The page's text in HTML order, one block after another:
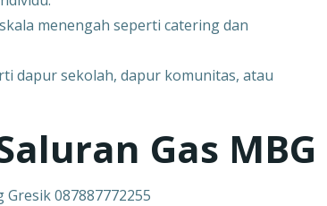
menengah seperti catering dan
dapur sekolah, dapur komunitas, atau
Gas MBG
087887772255